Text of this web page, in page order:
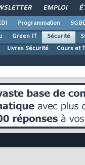
EMPLOI
Programmation
Green IT Sécurité
Livres Sécurité Cours et